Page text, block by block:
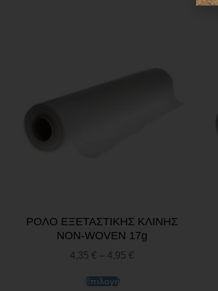
ΡΟΛΟ ΕΞΕΤΑΣΤΙΚΗΣ ΚΛΙΝΗΣ
NON-WOVEN 17g
4,35 € – 4,95 €
Επιλογή